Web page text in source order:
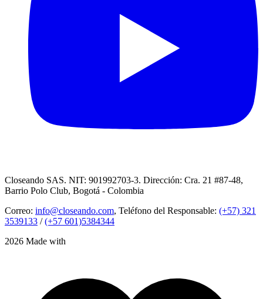
Closeando SAS. NIT: 901992703-3. Dirección: Cra. 21 #87-48,
Barrio Polo Club, Bogotá - Colombia
Correo: info@closeando.com, Teléfono del Responsable: (+57) 321
3539133 /(+57 601)5384344
2026 Made with